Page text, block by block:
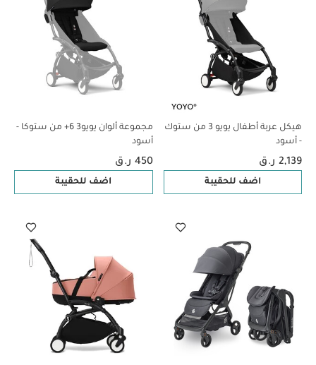
هيكل عربة أطفال يويو 3 من ستوك
- أسود
2,139 ر.ق
اضف للحقيبة
مجموعة ألوان يويو3 6+ من ستوكا -
أسود
450 ر.ق
اضف للحقيبة